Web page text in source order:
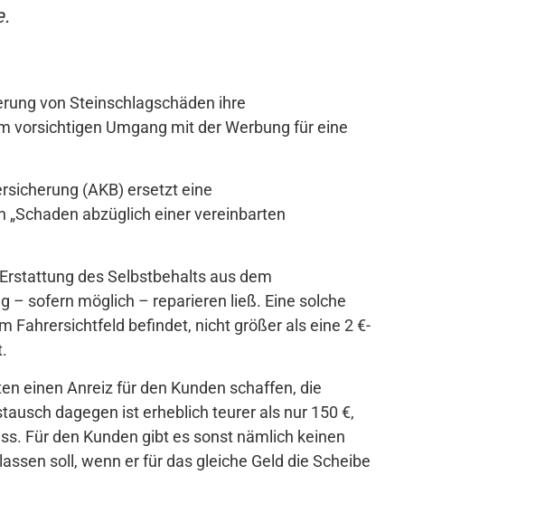
von Steinschlagschäden ihre
vorsichtigen Umgang mit der Werbung für eine
(AKB) ersetzt eine
abzüglich einer vereinbarten
des Selbstbehalts aus dem
– sofern möglich – reparieren ließ. Eine solche
Fahrersichtfeld befindet, nicht größer als eine 2 €-
einen Anreiz für den Kunden schaffen, die
dagegen ist erheblich teurer als nur 150 €,
Für den Kunden gibt es sonst nämlich keinen
soll, wenn er für das gleiche Geld die Scheibe